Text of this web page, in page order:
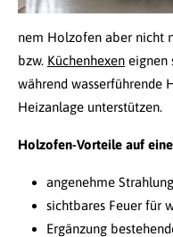
nem Holzofen aber nicht
bzw. Küchenhexen eignen
während wasserführende
Heizanlage unterstützen.
Holzofen-Vorteile auf
angenehme
sichtbares Feuer für
Ergänzung